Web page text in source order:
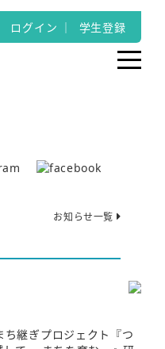
ログイン ｜ 学生登録
お知らせ一覧
ち継ぎプロジェクト『つ